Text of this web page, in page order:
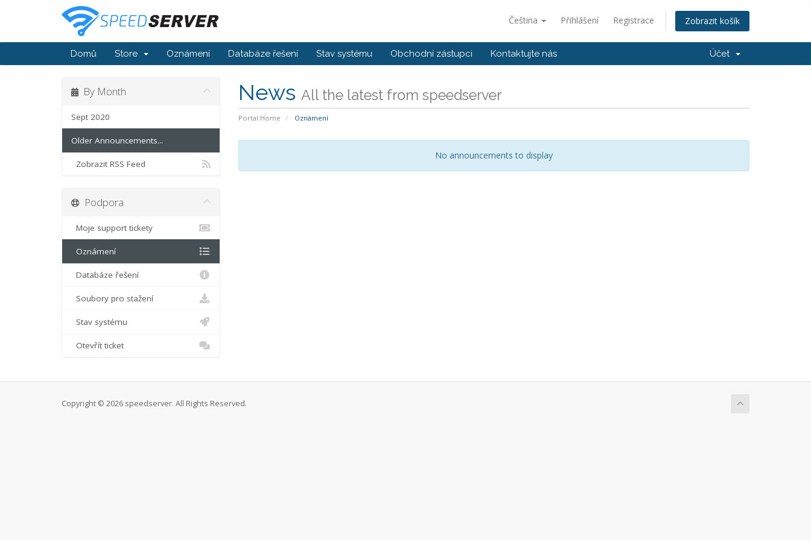
Čeština Přihlášení Registrace Zobrazit košík
Domů Store Oznámení Databáze řešení Stav systému Obchodní zástupci Kontaktujte nás Účet
News All the latest from speedserver
Portal Home Oznámení
By Month
Sept 2020
Older Announcements...
Zobrazit RSS Feed
No announcements to display
Podpora
Moje support tickety
Oznámení
Databáze řešení
Soubory pro stažení
Stav systému
Otevřít ticket
Copyright © 2026 speedserver. All Rights Reserved.